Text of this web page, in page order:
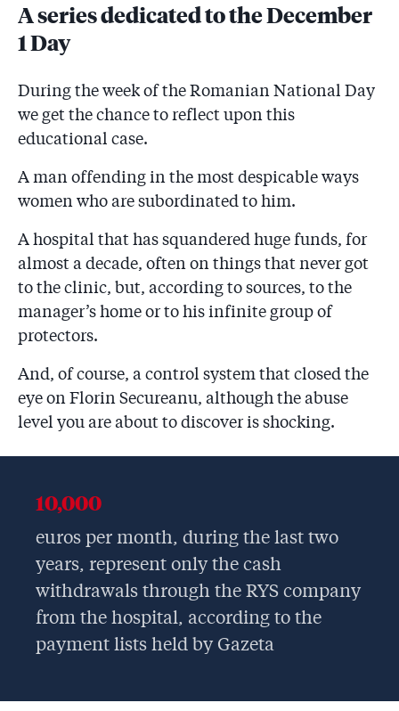
A series dedicated to the December
1 Day
During the week of the Romanian National Day
we get the chance to reflect upon this
educational case.
A man offending in the most despicable ways
women who are subordinated to him.
A hospital that has squandered huge funds, for
almost a decade, often on things that never got
to the clinic, but, according to sources, to the
manager’s home or to his infinite group of
protectors.
And, of course, a control system that closed the
eye on Florin Secureanu, although the abuse
level you are about to discover is shocking.
10,000
euros per month, during the last two
years, represent only the cash
withdrawals through the RYS company
from the hospital, according to the
payment lists held by Gazeta